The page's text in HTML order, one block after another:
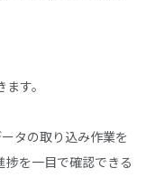
す。
タの取り込み作業を
捗を一目で確認できる